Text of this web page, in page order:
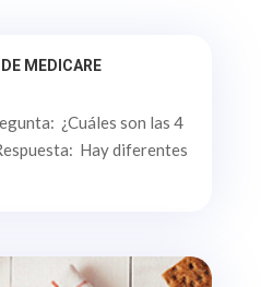
MEDICARE
¿Cuáles son las 4
Hay diferentes